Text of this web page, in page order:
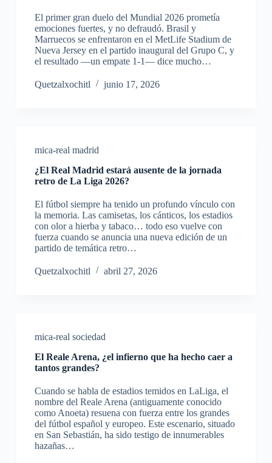
El primer gran duelo del Mundial 2026 prometía
emociones fuertes, y no defraudó. Brasil y
Marruecos se enfrentaron en el MetLife Stadium de
Nueva Jersey en el partido inaugural del Grupo C, y
el resultado —un empate 1-1— dice mucho…
Quetzalxochitl junio 17, 2026
mica-real madrid
¿El Real Madrid estará ausente de la jornada
retro de La Liga 2026?
El fútbol siempre ha tenido un profundo vínculo con
la memoria. Las camisetas, los cánticos, los estadios
con olor a hierba y tabaco… todo eso vuelve con
fuerza cuando se anuncia una nueva edición de un
partido de temática retro…
Quetzalxochitl abril 27, 2026
mica-real sociedad
El Reale Arena, ¿el infierno que ha hecho caer a
tantos grandes?
Cuando se habla de estadios temidos en LaLiga, el
nombre del Reale Arena (antiguamente conocido
como Anoeta) resuena con fuerza entre los grandes
del fútbol español y europeo. Este escenario, situado
en San Sebastián, ha sido testigo de innumerables
hazañas…